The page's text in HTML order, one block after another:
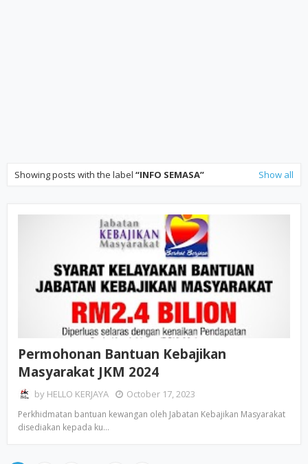
Showing posts with the label INFO SEMASA Show all
Permohonan Bantuan Kebajikan
Masyarakat JKM 2024
by HELLO KERJAYA October 17, 2023
Perkhidmatan bantuan kewangan oleh Jabatan Kebajikan Masyarakat
disediakan kepada ku…